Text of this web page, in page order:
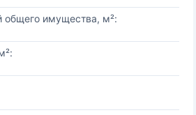
имущества, м²: